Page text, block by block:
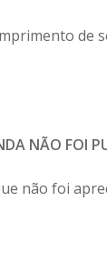
de
NÃO FOI
não foi